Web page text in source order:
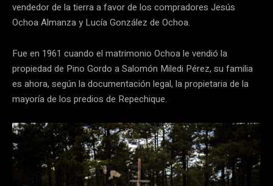
vendedor de la tierra a favor de los compradores Jesús
Ochoa Almanza y Lucía González de Ochoa.
Fue en 1961 cuando el matrimonio Ochoa le vendió la
propiedad de Pino Gordo a Salomón Miledi Pérez, su familia
es ahora, según la documentación legal, la propietaria de la
mayoría de los predios de Repechique.